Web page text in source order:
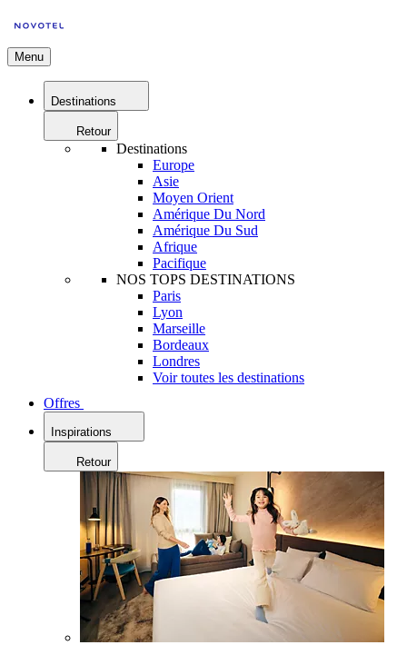
Menu
Destinations
Retour
Destinations
Europe
Asie
Moyen Orient
Amérique Du Nord
Amérique Du Sud
Afrique
Pacifique
NOS TOPS DESTINATIONS
Paris
Lyon
Marseille
Bordeaux
Londres
Voir toutes les destinations
Offres
Inspirations
Retour